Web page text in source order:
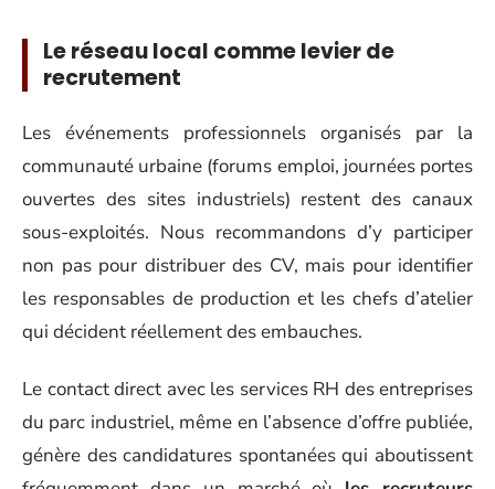
Le réseau local comme levier de
recrutement
Les événements professionnels organisés par la
communauté urbaine (forums emploi, journées portes
ouvertes des sites industriels) restent des canaux
sous-exploités. Nous recommandons d’y participer
non pas pour distribuer des CV, mais pour identifier
les responsables de production et les chefs d’atelier
qui décident réellement des embauches.
Le contact direct avec les services RH des entreprises
du parc industriel, même en l’absence d’offre publiée,
génère des candidatures spontanées qui aboutissent